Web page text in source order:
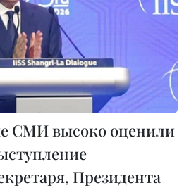
СМИ высоко оценили
Президента